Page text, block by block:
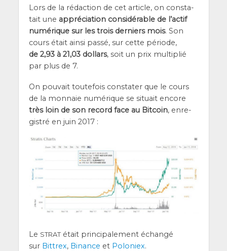
Lors de la rédac­tion de cet article, on consta­
tait une appré­cia­tion consi­dé­rable de l’ac­tif
numé­rique sur les trois der­niers mois. Son
cours était ain­si pas­sé, sur cette période,
de 2,93 à 21,03 dol­lars, soit un prix mul­ti­plié
par plus de 7.
On pou­vait tou­te­fois consta­ter que le cours
de la mon­naie numé­rique se situait encore
très loin de son record face au Bit­coin, enre­
gis­tré en juin 2017 :
Le STRATétait prin­ci­pa­le­ment échan­gé
sur Bit­trex, Binance et Polo­niex.